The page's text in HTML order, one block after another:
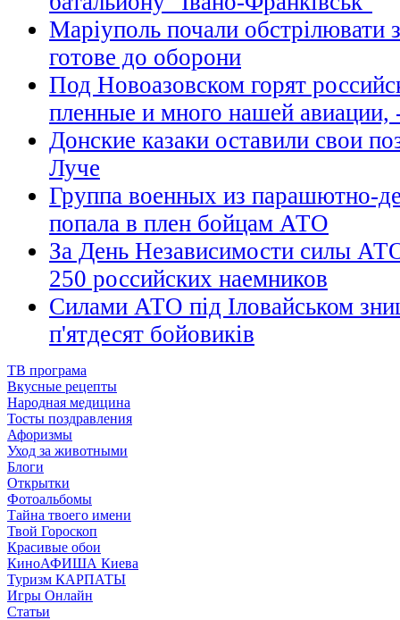
Маріуполь почали обстрілювати
готове до оборони
Под Новоазовском горят
пленные и много нашей авиации,
Донские казаки оставили свои
Луче
Группа военных из парашютно-
попала в плен бойцам АТО
За День Независимости силы
250 российских наемников
Силами АТО під Іловайськом
п'ятдесят бойовиків
ТВ програма
Вкусные рецепты
Народная медицина
Тосты поздравления
Афоризмы
Уход за животными
Блоги
Открытки
Фотоальбомы
Тайна твоего имени
Твой Гороскоп
Красивые обои
КиноАФИША Киева
Туризм КАРПАТЫ
Игры Онлайн
Статьи